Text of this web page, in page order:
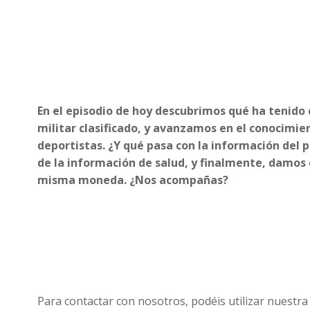
En el episodio de hoy descubrimos qué ha
militar clasificado, y avanzamos en el
deportistas. ¿Y qué pasa con la información
de la información de salud, y finalmente, damos
misma moneda. ¿Nos acompañas?
Para contactar con nosotros, podéis utilizar